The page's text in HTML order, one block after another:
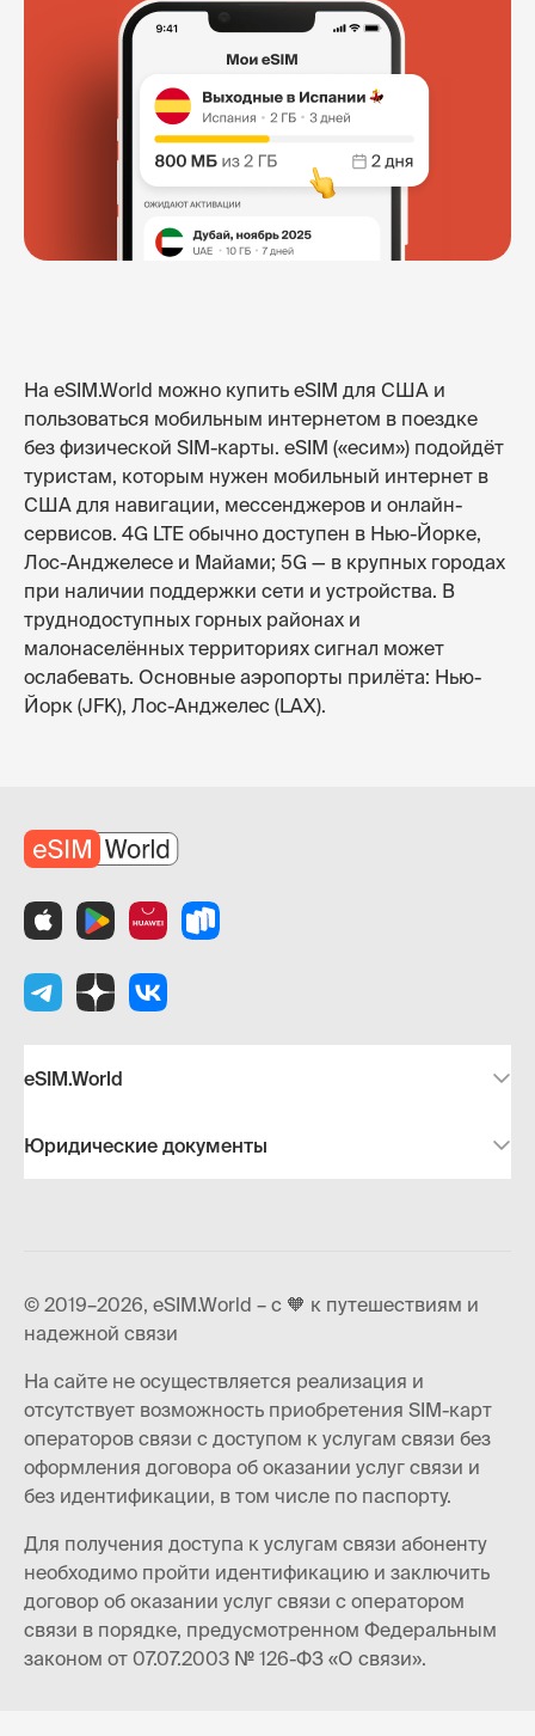
На eSIM.World можно купить eSIM для США и
пользоваться мобильным интернетом в поездке
без физической SIM-карты. eSIM («есим») подойдёт
туристам, которым нужен мобильный интернет в
США для навигации, мессенджеров и онлайн-
сервисов. 4G LTE обычно доступен в Нью-Йорке,
Лос-Анджелесе и Майами; 5G — в крупных городах
при наличии поддержки сети и устройства. В
труднодоступных горных районах и
малонаселённых территориях сигнал может
ослабевать. Основные аэропорты прилёта: Нью-
Йорк (JFK), Лос-Анджелес (LAX).
eSIM.World
Юридические документы
© 2019–2026, eSIM.World – с 🧡 к путешествиям и
надежной связи
На сайте не осуществляется реализация и
отсутствует возможность приобретения SIM-карт
операторов связи с доступом к услугам связи без
оформления договора об оказании услуг связи и
без идентификации, в том числе по паспорту.
Для получения доступа к услугам связи абоненту
необходимо пройти идентификацию и заключить
договор об оказании услуг связи с оператором
связи в порядке, предусмотренном Федеральным
законом от 07.07.2003 № 126-ФЗ «О связи».